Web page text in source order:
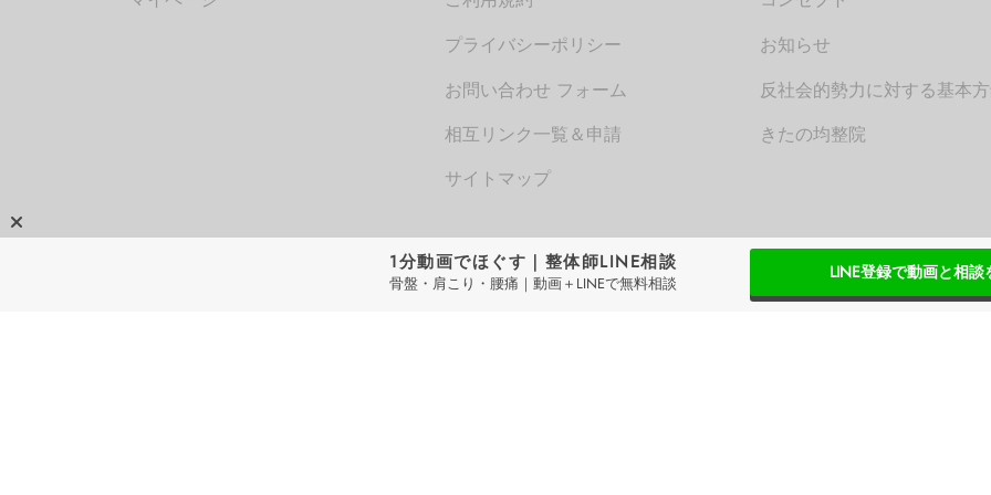
プライバシーポリシー
お問い合わせ フォーム
相互リンク一覧＆申請
サイトマップ
お知らせ
反社会的勢力に対する基本
きたの均整院
QITANO®
1分動画でほぐす｜整体師LINE相談
骨盤・肩こり・腰痛｜動画＋LINEで無料相談
LINE登録で動画と相談